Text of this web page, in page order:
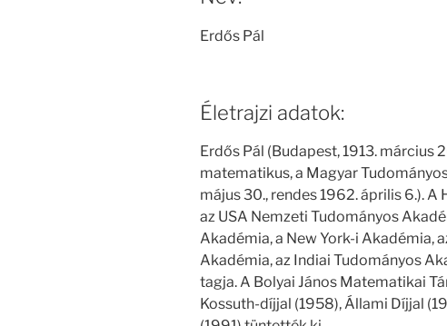
Erdős Pál
Életrajzi adatok:
Erdős Pál (Budapest, 1913. március
matematikus, a Magyar
május 30., rendes 1962. április 6.).
az USA Nemzeti Tudományos
Akadémia, a New York-i Akadémia,
Akadémia, az Indiai Tudományos
tagja. A Bolyai János Matematikai
Kossuth-díjjal (1958), Állami Díjjal